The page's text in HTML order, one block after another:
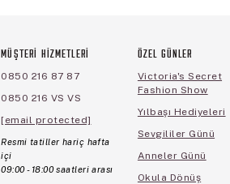
MÜŞTERİ HİZMETLERİ
0850 216 87 87
0850 216 VS VS
[email protected]
Resmi tatiller hariç hafta
içi
09:00 - 18:00 saatleri arası
ÖZEL GÜNLER
Victoria's Secret
Fashion Show
Yılbaşı Hediyeleri
Sevgililer Günü
Anneler Günü
Okula Dönüş